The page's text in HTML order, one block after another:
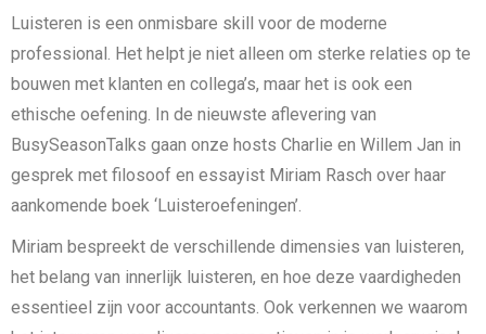
LINK
EMBED
Luisteren is een onmisbare skill voor de moderne
professional. Het helpt je niet alleen om sterke relaties op te
bouwen met klanten en collega’s, maar het is ook een
ethische oefening. In de nieuwste aflevering van
BusySeasonTalks gaan onze hosts Charlie en Willem Jan in
gesprek met filosoof en essayist Miriam Rasch over haar
aankomende boek ‘Luisteroefeningen’.
Miriam bespreekt de verschillende dimensies van luisteren,
het belang van innerlijk luisteren, en hoe deze vaardigheden
essentieel zijn voor accountants. Ook verkennen we waarom